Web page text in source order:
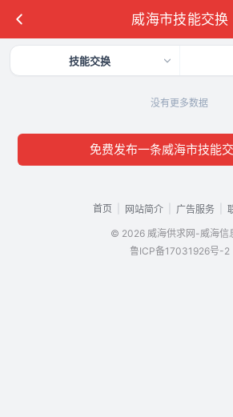
威海市技能交换
技能交换
没有更多数据
免费发布一条威海市技能
首页 网站简介 广告服务
© 2026 威海供求网-威海信
鲁ICP备17031926号-2